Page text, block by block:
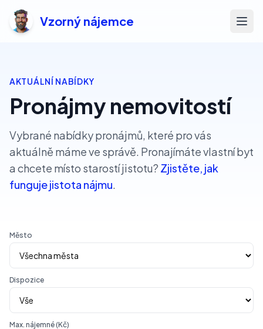
Vzorný nájemce
AKTUÁLNÍ NABÍDKY
Pronájmy nemovitostí
Vybrané nabídky pronájmů, které pro vás
aktuálně máme ve správě. Pronajímáte vlastní byt
a chcete místo starostí jistotu? Zjistěte, jak
funguje jistota nájmu.
Město
Dispozice
Max. nájemné (Kč)